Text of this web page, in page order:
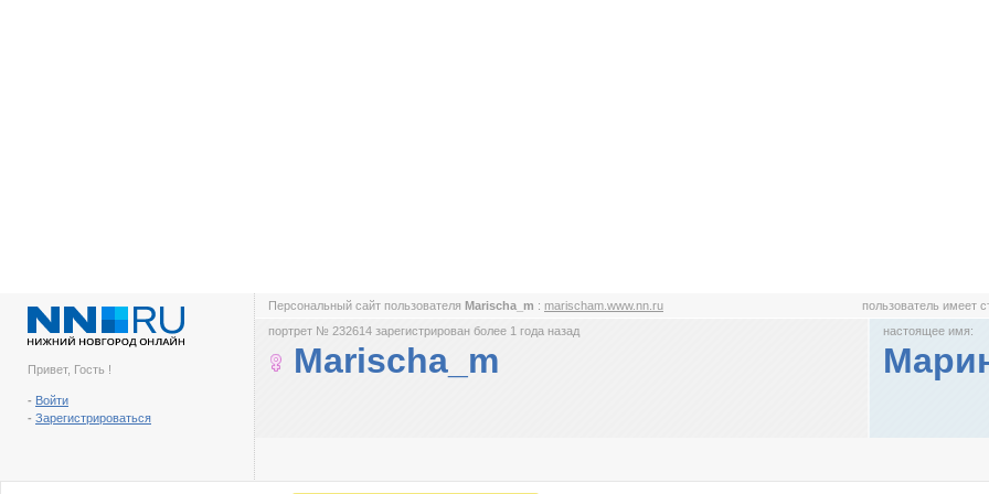
Привет, Гость !
- Войти
- Зарегистрироваться
Персональный сайт пользователя Marischa_m : marischam.www.nn.ru пользователь имеет
портрет № 232614 зарегистрирован более 1 года назад
Marischa_m
настоящее имя: